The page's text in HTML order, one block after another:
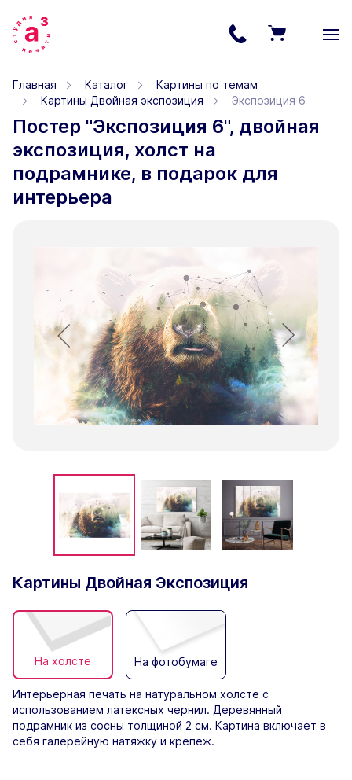
Главная Каталог
Картины по темам
Картины Двойная экспозиция
Экспозиция 6
Постер "Экспозиция 6", двойная
экспозиция, холст на
подрамнике, в подарок для
интерьера
Картины Двойная Экспозиция
На холсте На фотобумаге
Интерьерная печать на натуральном холсте с
использованием латексных чернил. Деревянный
подрамник из сосны толщиной 2 см. Картина включает в
себя галерейную натяжку и крепеж.